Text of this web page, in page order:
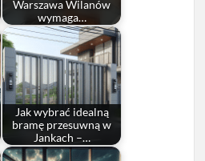
Warszawa Wilanów
wymaga…
Jak wybrać idealną
bramę przesuwną w
Jankach –…